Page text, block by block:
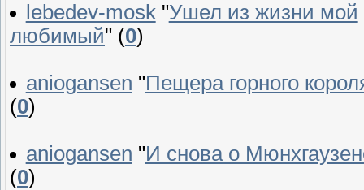
lebedev-mosk"Ушел из жизни мой
любимый" (0)
aniogansen "Пещера горного
(0)
aniogansen "И снова о
(0)